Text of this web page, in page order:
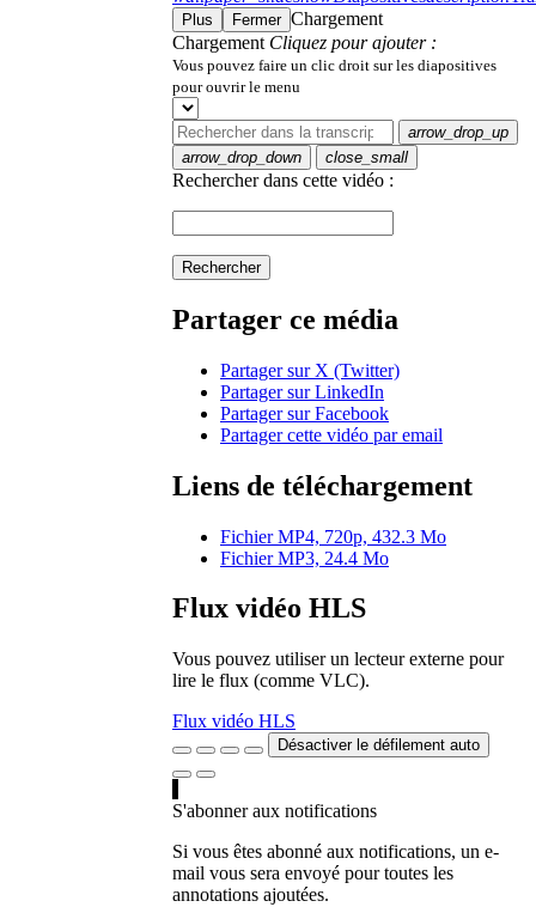
Plus Fermer Chargement
Chargement Cliquez pour ajouter :
Vous pouvez faire un clic droit sur les diapositives
pour ouvrir le menu
arrow_drop_up
arrow_drop_down
close_small
Rechercher dans cette vidéo :
Rechercher
Partager ce média
Partager sur X (Twitter)
Partager sur LinkedIn
Partager sur Facebook
Partager cette vidéo par email
Liens de téléchargement
Fichier MP4, 720p, 432.3 Mo
Fichier MP3, 24.4 Mo
Flux vidéo HLS
Vous pouvez utiliser un lecteur externe pour
lire le flux (comme VLC).
Flux vidéo HLS
Désactiver le défilement auto
S'abonner aux notifications
Si vous êtes abonné aux notifications, un e-
mail vous sera envoyé pour toutes les
annotations ajoutées.